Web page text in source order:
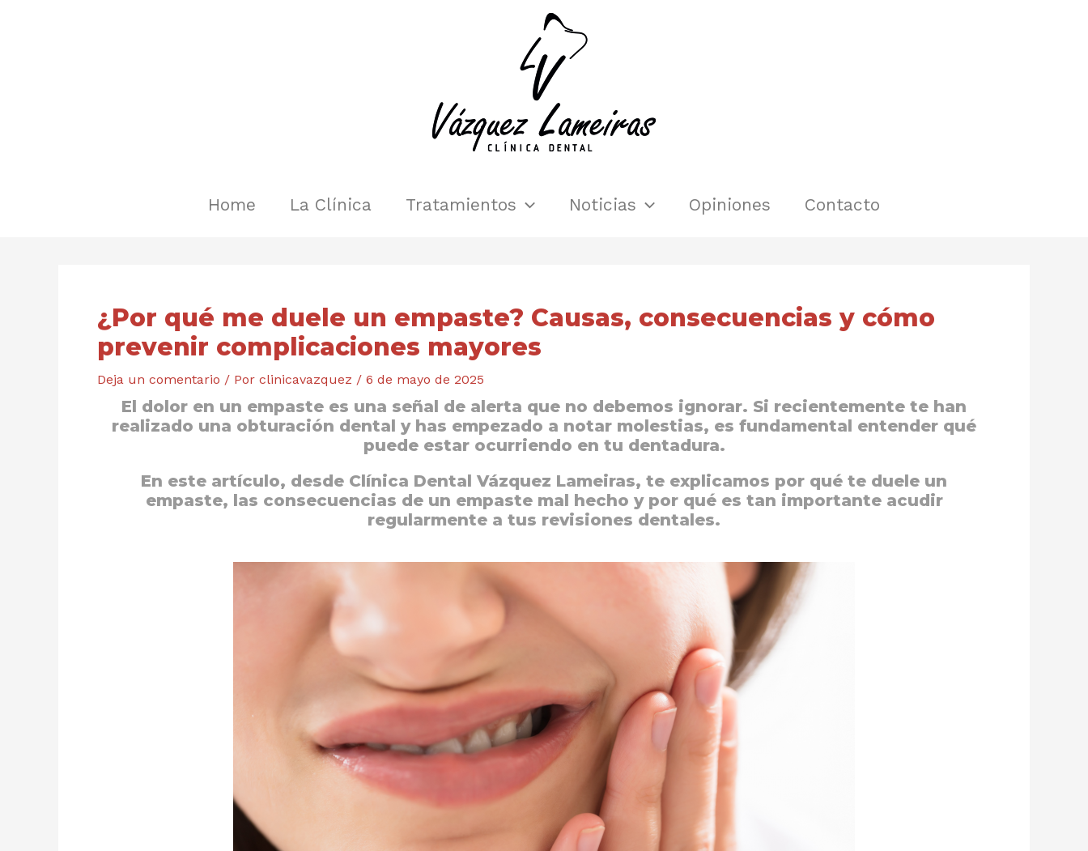
Home La Clínica Tratamientos Noticias Opiniones Contacto
¿Por qué me duele un empaste? Causas, consecuencias y cómo
prevenir complicaciones mayores
Deja un comentario / Por clinicavazquez / 6 de mayo de 2025
El dolor en un empaste es una señal de alerta que no debemos ignorar. Si recientemente te han
realizado una obturación dental y has empezado a notar molestias, es fundamental entender qué
puede estar ocurriendo en tu dentadura.
En este artículo, desde Clínica Dental Vázquez Lameiras, te explicamos por qué te duele un
empaste, las consecuencias de un empaste mal hecho y por qué es tan importante acudir
regularmente a tus revisiones dentales.